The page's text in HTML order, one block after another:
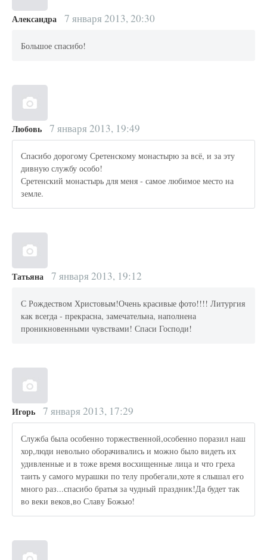
Александра 7 января 2013, 20:30
Большое спасибо!
Любовь 7 января 2013, 19:49
Спасибо дорогому Сретенскому монастырю за всё, и за эту
дивную службу особо!
Сретенский монастырь для меня - самое любимое место на
земле.
Татьяна 7 января 2013, 19:12
С Рождеством Христовым!Очень красивые фото!!!! Литургия
как всегда - прекрасна, замечательна, наполнена
проникновенными чувствами! Спаси Господи!
Игорь 7 января 2013, 17:29
Служба была особенно торжественной,особенно поразил наш
хор,люди невольно оборачивались и можно было видеть их
удивленные и в тоже время восхищенные лица и что греха
таить у самого мурашки по телу пробегали,хоте я слышал его
много раз...спасибо братья за чудный праздник!Да будет так
во веки веков,во Славу Божью!